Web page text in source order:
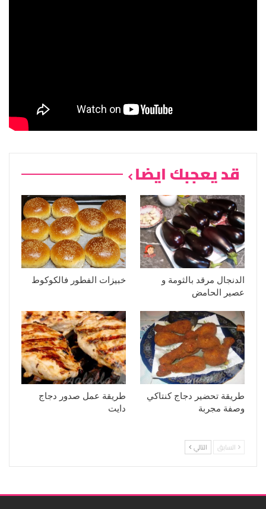
قد يعجبك ايضا
الدنجال مرقد بالثومة و
عصير الحامض
خبيزات الفطور فالكوكوط
طريقة تحضير دجاج كنتاكي
وصفة مجربة
طريقة عمل صدور دجاج
دايت
السابق التالي